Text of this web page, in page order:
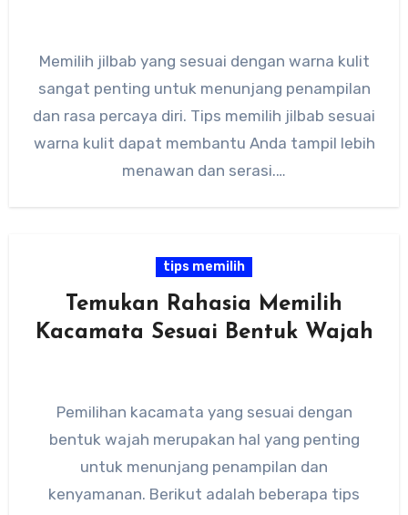
Memilih jilbab yang sesuai dengan warna kulit
sangat penting untuk menunjang penampilan
dan rasa percaya diri. Tips memilih jilbab sesuai
warna kulit dapat membantu Anda tampil lebih
menawan dan serasi.…
tips memilih
Temukan Rahasia Memilih
Kacamata Sesuai Bentuk Wajah
Pemilihan kacamata yang sesuai dengan
bentuk wajah merupakan hal yang penting
untuk menunjang penampilan dan
kenyamanan. Berikut adalah beberapa tips